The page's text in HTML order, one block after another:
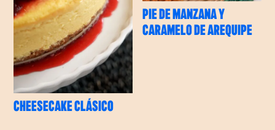
CHEESECAKE CLÁSICO
PIE DE MANZANA Y
CARAMELO DE AREQUIPE